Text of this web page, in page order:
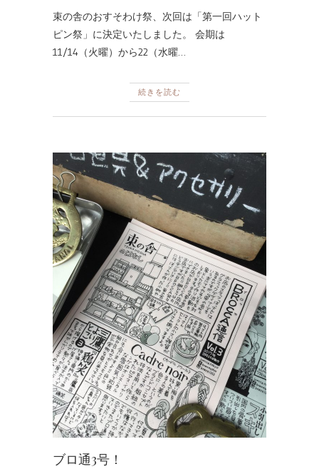
束の舎のおすそわけ祭、次回は「第一回ハット
ピン祭」に決定いたしました。 会期は
11/14（火曜）から22（水曜…
続きを読む
ブロ通3号！